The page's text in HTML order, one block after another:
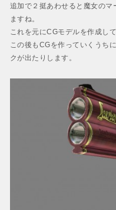
追加で２挺あわせると魔女の
ますね。
これを元にCGモデルを作成して
この後もCGを作っていくうち
クが出たりします。